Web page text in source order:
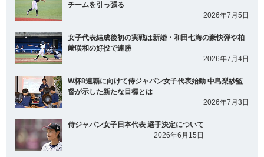
チームを引っ張る
2026年7月5日
女子代表結成後初の実戦は新婚・和田七海の豪快弾や柏
﨑咲和の好投で連勝
2026年7月4日
W杯8連覇に向けて侍ジャパン女子代表始動 中島梨紗監
督が示した新たな目標とは
2026年7月3日
侍ジャパン女子日本代表 選手決定について
2026年6月15日